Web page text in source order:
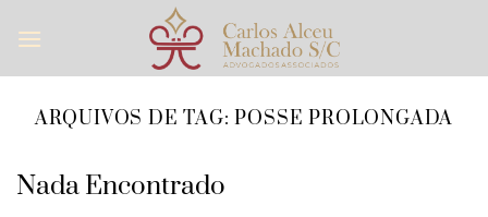
ARQUIVOS DE TAG:POSSE PROLONGADA
Nada Encontrado